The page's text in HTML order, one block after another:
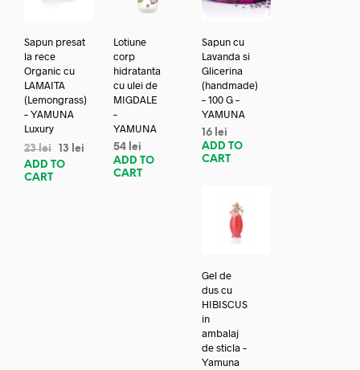
Sapun presat
la rece
Organic cu
LAMAITA
(Lemongrass)
– YAMUNA
Luxury
23lei 13
lei
ADD TO
CART
Lotiune
corp
hidratanta
cu ulei de
MIGDALE
–
YAMUNA
54 lei
ADD TO
CART
Sapun cu
Lavanda si
Glicerina
(handmade)
– 100 G –
YAMUNA
16 lei
ADD TO
CART
Gel de
dus cu
HIBISCUS
in
ambalaj
de sticla –
Yamuna